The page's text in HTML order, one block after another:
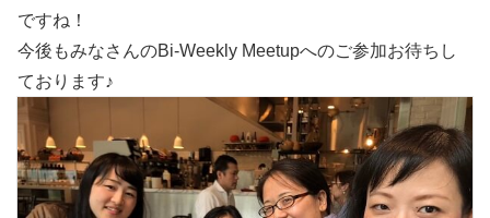
ですね！
今後もみなさんのBi-Weekly Meetupへのご参加お待ちし
ております♪